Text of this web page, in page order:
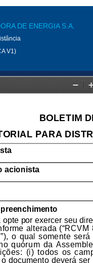
DE ENERGIA S.A.
V1)